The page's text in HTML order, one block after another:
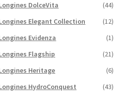
DolceVita
(44)
Elegant Collection
(12)
Evidenza
(1)
Flagship
(21)
Heritage
(6)
HydroConquest
(43)